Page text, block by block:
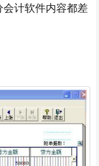
计软件内容都差